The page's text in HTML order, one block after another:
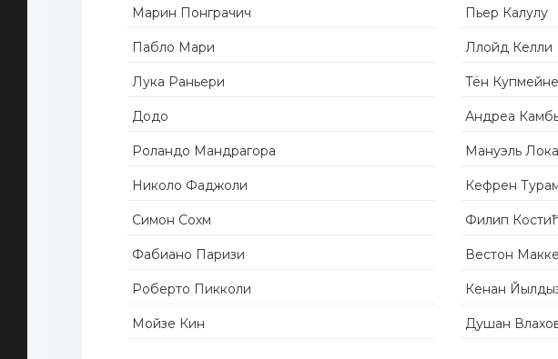
Марин Понграчич
Пабло Мари
Лука Раньери
Додо
Роландо Мандрагора
Николо Фаджоли
Симон Сохм
Фабиано Паризи
Роберто Пикколи
Мойзе Кин
Пьер Калулу
Ллойд Келли
Тён
Андреа
Мануэль
Кефрен
Филип
Вестон
Кенан
Душан